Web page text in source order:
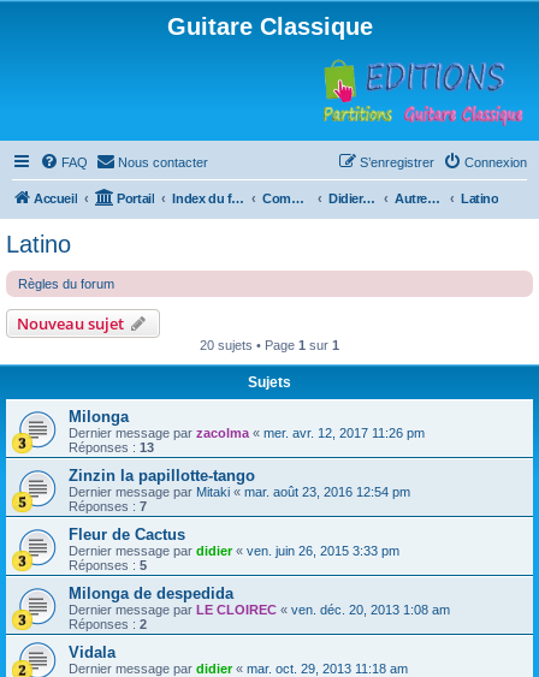
Guitare Classique
FAQ Nous contacter Connexion
S’enregistrer
Accueil Portail Index du forum Compositions Didierland Autres musiques Latino
Latino
Règles du forum
Nouveau sujet
20 sujets • Page 1 sur 1
Sujets
Milonga
Dernier message par zacolma « mer. avr. 12, 2017 11:26 pm
Réponses : 13
Zinzin la papillotte-tango
Dernier message par Mitaki « mar. août 23, 2016 12:54 pm
Réponses : 7
Fleur de Cactus
Dernier message par didier« ven. juin 26, 2015 3:33 pm
Réponses : 5
Milonga de despedida
Dernier message par LE CLOIREC « ven. déc. 20, 2013 1:08 am
Réponses : 2
Vidala
Dernier message par didier« mar. oct. 29, 2013 11:18 am